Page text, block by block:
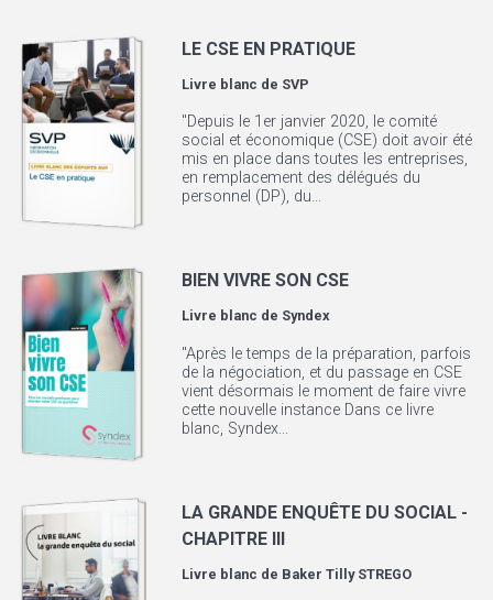
LE CSE EN PRATIQUE
Livre blanc de SVP
"Depuis le 1er janvier 2020, le comité
social et économique (CSE) doit avoir été
mis en place dans toutes les entreprises,
en remplacement des délégués du
personnel (DP), du...
BIEN VIVRE SON CSE
Livre blanc de Syndex
"Après le temps de la préparation, parfois
de la négociation, et du passage en CSE
vient désormais le moment de faire vivre
cette nouvelle instance Dans ce livre
blanc, Syndex...
LA GRANDE ENQUÊTE DU SOCIAL -
CHAPITRE III
Livre blanc de Baker Tilly STREGO